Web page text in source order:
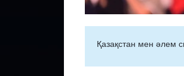
Қазақстан мен әлем